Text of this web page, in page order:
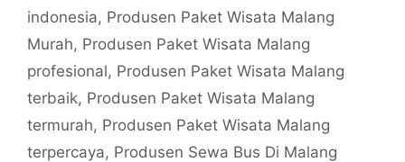
indonesia, Produsen Paket Wisata Malang
Murah, Produsen Paket Wisata Malang
profesional, Produsen Paket Wisata Malang
terbaik, Produsen Paket Wisata Malang
termurah, Produsen Paket Wisata Malang
terpercaya, Produsen Sewa Bus Di Malang